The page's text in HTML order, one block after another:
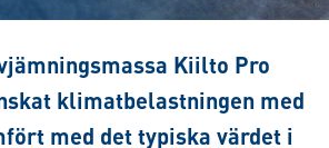
Kiilto Pro
klimatbelastningen med
med det typiska värdet i